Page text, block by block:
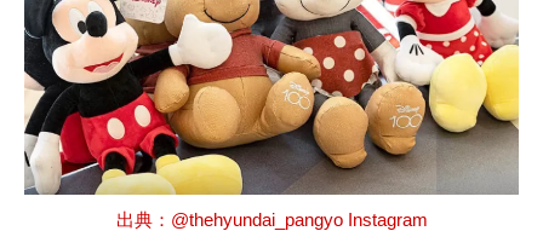
出典：@thehyundai_pangyo Instagram